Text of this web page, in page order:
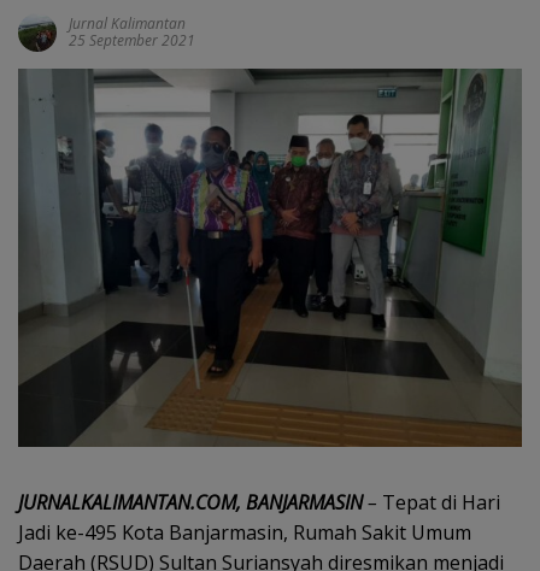
Jurnal Kalimantan
25 September 2021
JURNALKALIMANTAN.COM, BANJARMASIN– Tepat di Hari
Jadi ke-495 Kota Banjarmasin, Rumah Sakit Umum
Daerah (RSUD) Sultan Suriansyah diresmikan menjadi